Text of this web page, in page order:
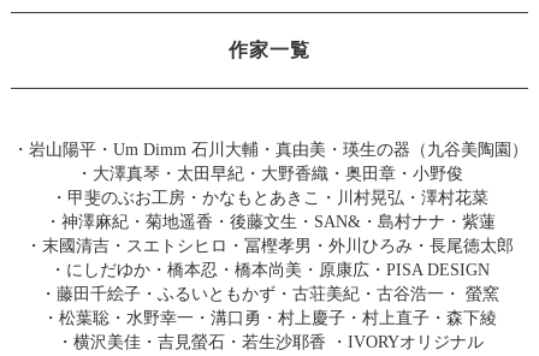
作家一覧
・ 岩山陽平・ Um Dimm 石川大輔・真由美 ・ 瑛生の器（九谷美陶園）
・ 大澤真琴 ・ 太田早紀 ・ 大野香織 ・ 奥田章 ・ 小野俊
・ 甲斐のぶお工房 ・ かなもとあきこ ・ 川村晃弘 ・ 澤村花菜
・ 神澤麻紀・ 菊地遥香 ・ 後藤文生 ・ SAN& ・ 島村ナナ ・ 紫蓮
・ 末國清吉 ・ スエトシヒロ ・ 冨樫孝男 ・ 外川ひろみ ・ 長尾徳太郎
・ にしだゆか ・ 橋本忍 ・ 橋本尚美 ・ 原康広 ・ PISA DESIGN
・ 藤田千絵子 ・ ふるいともかず ・ 古荘美紀 ・ 古谷浩一 ・ 螢窯
・ 松葉聡 ・ 水野幸一 ・ 溝口勇 ・ 村上慶子 ・ 村上直子 ・ 森下綾
・ 横沢美佳・ 吉見螢石・ 若生沙耶香 ・ IVORYオリジナル